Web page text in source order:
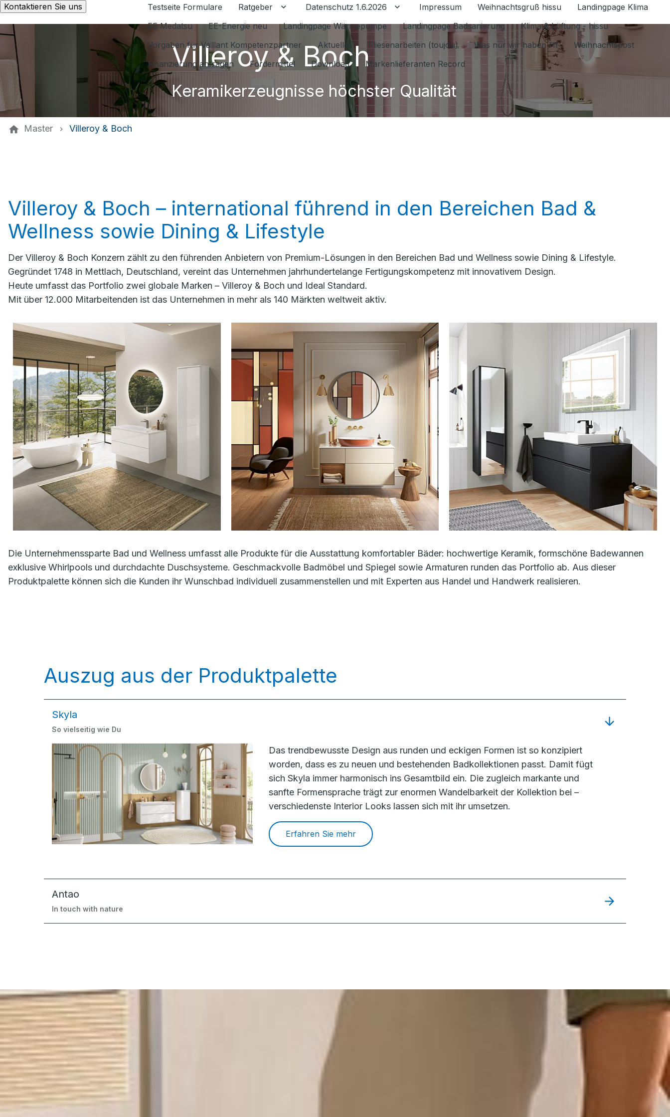
Kontaktieren Sie uns Testseite Formulare Ratgeber Untermenü für Ratgeber umschalten
Datenschutz 1.6.2026 Untermenü für Datenschutz 1.6.2026 umschalten
Impressum Weihnachtsgruß hissu
Landingpage Klima
EE Medatsu
EE-Energie neu Landingpage Wärmepumpe Landingpage Badsanierung
Klima & Lüftung - hissu
Vorgaben für Vaillant Kompetenzpartner
Aktuelles Fliesenarbeiten (toujou) Was nur wir haben HI
Weihnachtspost
Finanzierung anfragen
Fördermittel Download Markenlieferanten Record
Villeroy & Boch
Keramikerzeugnisse höchster Qualität
Master Villeroy & Boch
Villeroy & Boch – international führend in den Bereichen Bad &
Wellness sowie Dining & Lifestyle
Der Villeroy & Boch Konzern zählt zu den führenden Anbietern von Premium-Lösungen in den Bereichen Bad und Wellness sowie Dining & Lifestyle.
Gegründet 1748 in Mettlach, Deutschland, vereint das Unternehmen jahrhundertelange Fertigungskompetenz mit innovativem Design.
Heute umfasst das Portfolio zwei globale Marken – Villeroy & Boch und Ideal Standard.
Mit über 12.000 Mitarbeitenden ist das Unternehmen in mehr als 140 Märkten weltweit aktiv.
Die Unternehmenssparte Bad und Wellness umfasst alle Produkte für die Ausstattung komfortabler Bäder: hochwertige Keramik, formschöne Badewannen
exklusive Whirlpools und durchdachte Duschsysteme. Geschmackvolle Badmöbel und Spiegel sowie Armaturen runden das Portfolio ab. Aus dieser
Produktpalette können sich die Kunden ihr Wunschbad individuell zusammenstellen und mit Experten aus Handel und Handwerk realisieren.
Auszug aus der Produktpalette
Skyla
So vielseitig wie Du
Das trendbewusste Design aus runden und eckigen Formen ist so konzipiert
worden, dass es zu neuen und bestehenden Badkollektionen passt. Damit fügt
sich Skyla immer harmonisch ins Gesamtbild ein. Die zugleich markante und
sanfte Formensprache trägt zur enormen Wandelbarkeit der Kollektion bei –
verschiedenste Interior Looks lassen sich mit ihr umsetzen.
Erfahren Sie mehr
Antao
In touch with nature